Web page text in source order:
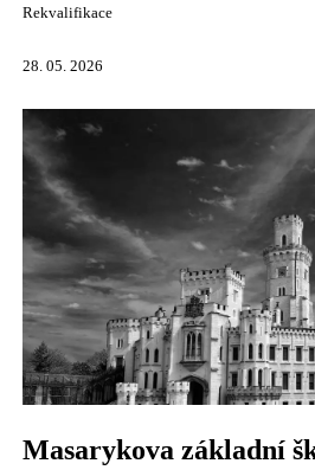
Rekvalifikace
28. 05. 2026
Masarykova základní